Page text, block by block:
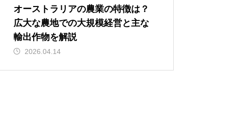
オーストラリアの農業の特徴は？
広大な農地での大規模経営と主な
輸出作物を解説
2026.04.14